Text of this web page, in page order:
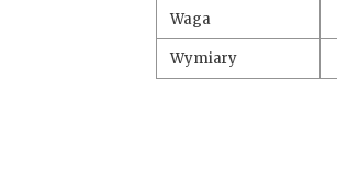
Waga
Wymiary